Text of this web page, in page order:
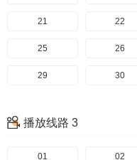
61 62
65 66
69 70
77
81 82
21 22
25 26
29 30
37
41 42
播放线路 3
01 02